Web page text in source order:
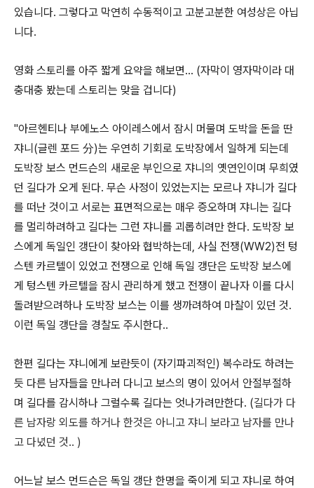
있습니다. 그렇다고 막연히 수동적이고 고분고분한 여성상은 아닙
니다.
영화 스토리를 아주 짧게 요약을 해보면... (자막이 영자막이라 대
충대충 봤는데 스토리는 맞을 겁니다)
"아르헨티나 부에노스 아이레스에서 잠시 머물며 도박을 돈을 딴
쟈니(글렌 포드 分)는 우연히 기회로 도박장에서 일하게 되는데
도박장 보스 먼드슨의 새로운 부인으로 쟈니의 옛연인이며 무희였
던 길다가 오게 된다. 무슨 사정이 있었는지는 모르나 쟈니가 길다
를 떠난 것이고 서로는 표면적으로는 매우 증오하며 쟈니는 길다
를 멀리하려하고 길다는 그런 쟈니를 괴롭히려만 한다. 도박장 보
스에게 독일인 갱단이 찾아와 협박하는데, 사실 전쟁(WW2)전 텅
스텐 카르텔이 있었고 전쟁으로 인해 독일 갱단은 도박장 보스에
게 텅스텐 카르텔을 잠시 관리하게 했고 전쟁이 끝나자 이를 다시
돌려받으려하나 도박장 보스는 이를 생까려하여 마찰이 있던 것.
이런 독일 갱단을 경찰도 주시한다..
한편 길다는 쟈니에게 보란듯이 (자기파괴적인) 복수라도 하려는
듯 다른 남자들을 만나러 다니고 보스의 명이 있어서 안절부절하
며 길다를 감시하나 그럴수록 길다는 엇나가려만한다. (길다가 다
른 남자랑 외도를 하거나 한것은 아니고 쟈니 보라고 남자를 만나
고 다녔던 것.. )
어느날 보스 먼드슨은 독일 갱단 한명을 죽이게 되고 쟈니로 하여